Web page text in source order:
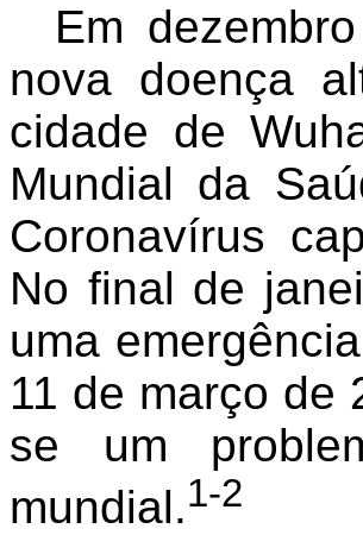
Em
nova doença
cidade de
Mundial da
Coronavírus
No final de
uma
11 de março de
se um
mundial.1-2